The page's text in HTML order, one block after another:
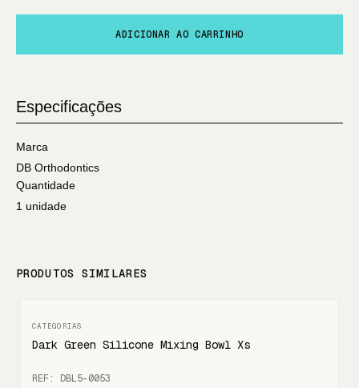
ADICIONAR AO CARRINHO
Especificações
Marca
DB Orthodontics
Quantidade
1 unidade
PRODUTOS SIMILARES
Dark Green Silicone Mixing Bowl Xs
REF: DBL5-0053